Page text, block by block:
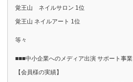
覚王山 ネイルサロン 1位
覚王山 ネイルアート 1位
等々
■■■中小企業へのメディア出演 サポート事業
【会員様の実績】